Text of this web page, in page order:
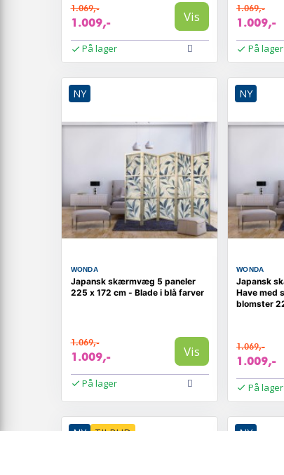
1.069,-
1.009,- Vis
På lager
1.069,-
1.009,-
På lager
NY
WONDA
Japansk skærmvæg 5 paneler
225 x 172 cm - Blade i blå farver
1.069,-
1.009,- Vis
På lager
NY
WONDA
Japansk
Have med
blomster
1.069,-
1.009,-
På lager
NY TILBUD NY